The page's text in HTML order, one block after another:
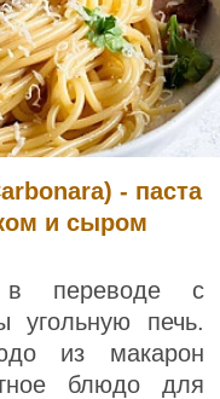
- паста
и сыром
в переводе с
угольную печь.
из макарон
блюдо для